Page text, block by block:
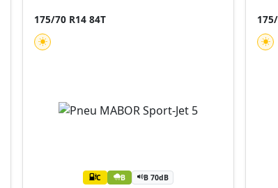
175/70 R14 84T
C B B 70dB